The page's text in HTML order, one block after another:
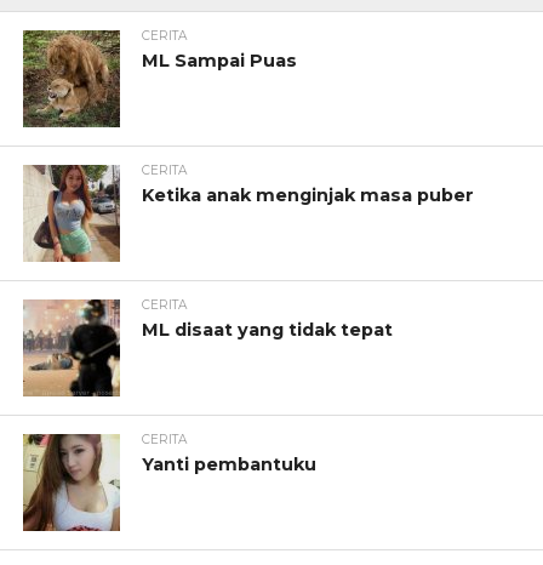
CERITA
ML Sampai Puas
CERITA
Ketika anak menginjak masa puber
CERITA
ML disaat yang tidak tepat
CERITA
Yanti pembantuku